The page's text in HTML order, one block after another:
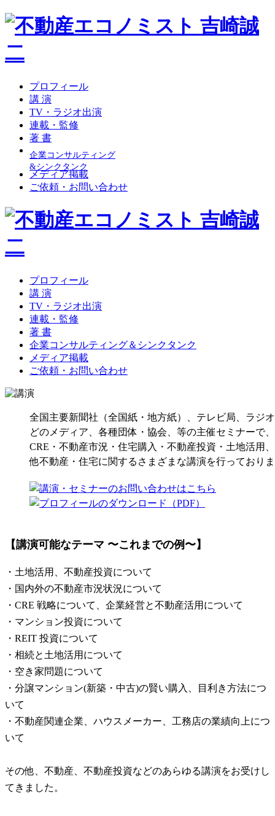
プロフィール
講 演
TV・ラジオ出演
連載・監修
著 書
企業コンサルティング
&シンクタンク
メディア掲載
ご依頼・お問い合わせ
プロフィール
講 演
TV・ラジオ出演
連載・監修
著 書
企業コンサルティング＆シンクタンク
メディア掲載
ご依頼・お問い合わせ
全国主要新聞社（全国紙・地方紙）、テレビ局、ラジ
どのメディア、各種団体・協会、等の主催セミナーで、
CRE・不動産市況・住宅購入・不動産投資・土地活用
他不動産・住宅に関するさまざまな講演を行っており
【講演可能なテーマ 〜これまでの例〜】
・土地活用、不動産投資について
・国内外の不動産市況状況について
・CRE 戦略について、企業経営と不動産活用について
・マンション投資について
・REIT 投資について
・相続と土地活用について
・空き家問題について
・分譲マンション(新築・中古)の賢い購入、目利き方法につ
いて
・不動産関連企業、ハウスメーカー、工務店の業績向上につ
いて
その他、不動産、不動産投資などのあらゆる講演をお受けし
てきました。